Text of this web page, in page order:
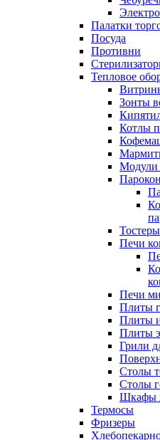
Палатки
Посуда
Противни
Тепловое
Зонты
Котлы
Модули
Тостеры
Печи
Печи
Плиты
Плиты
Плиты
Грили
Столы
Столы
Шкафы
Термосы
Фризеры